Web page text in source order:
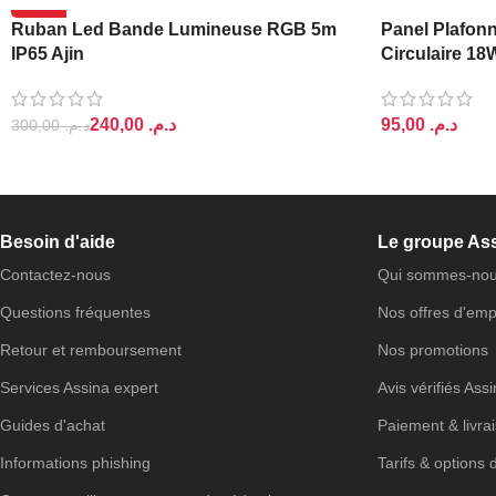
-20%
Ruban Led Bande Lumineuse RGB 5m
IP65 Ajin
د.م.300,00 د.م.
Panel
Circulaire
د.م.
Besoin d'aide
Contactez-nous
Questions fréquentes
Retour et remboursement
Services Assina expert
Guides d'achat
Informations phishing
Le groupe
Qui sommes-
Nos offres
Nos promotions
Avis vérifiés
Paiement &
Tarifs & options